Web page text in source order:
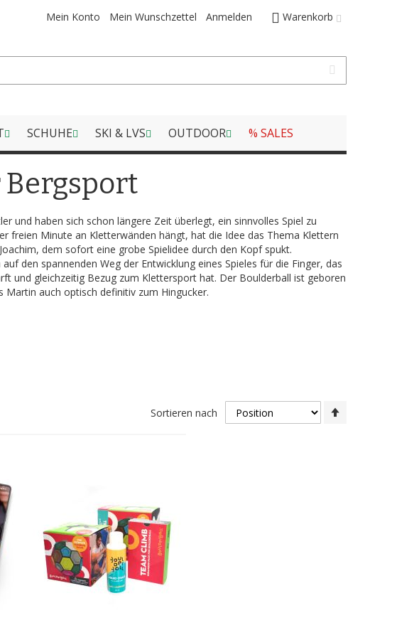
Warenkorb
Mein Konto Mein Wunschzettel Anmelden
SCHUHE SKI & LVS OUTDOOR % SALES
Bergsport
und haben sich schon längere Zeit überlegt, ein sinnvolles Spiel zu
freien Minute an Kletterwänden hängt, hat die Idee das Thema Klettern
dem sofort eine grobe Spielidee durch den Kopf spukt.
den spannenden Weg der Entwicklung eines Spieles für die Finger, das
und gleichzeitig Bezug zum Klettersport hat. Der Boulderball ist geboren
Martin auch optisch definitiv zum Hingucker.
Sortieren nach